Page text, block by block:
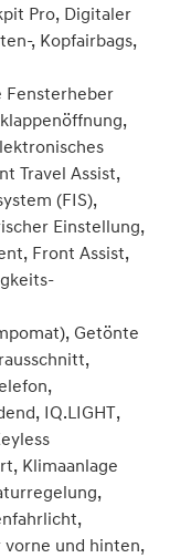
Pro, Digitaler
, Kopfairbags,
Fensterheber
Travel Assist,
(FIS),
Einstellung,
Front Assist,
Getönte
IQ.LIGHT,
Klimaanlage
vorne und hinten,